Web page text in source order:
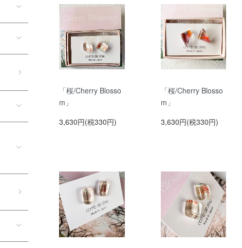
「桜/Cherry Blosso
m」
3,630円(税330円)
「桜/Cherry Blosso
m」
3,630円(税330円)